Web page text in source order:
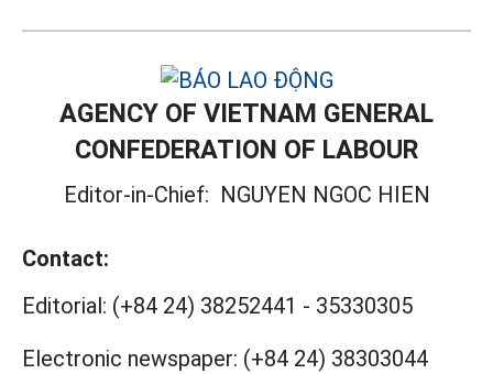
AGENCY OF VIETNAM GENERAL
CONFEDERATION OF LABOUR
Editor-in-Chief: NGUYEN NGOC HIEN
Contact:
Editorial: (+84 24) 38252441 - 35330305
Electronic newspaper: (+84 24) 38303044